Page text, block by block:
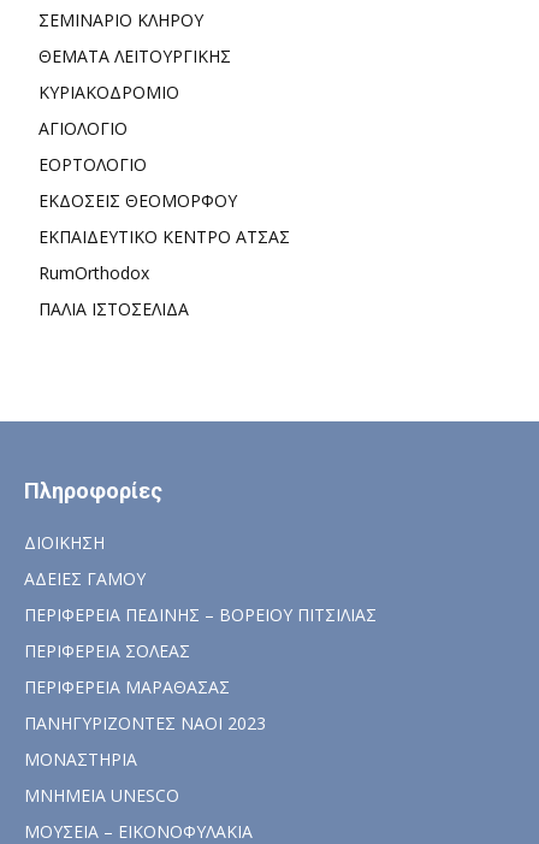
ΣΕΜΙΝΑΡΙΟ ΚΛΗΡΟΥ
ΘΕΜΑΤΑ ΛΕΙΤΟΥΡΓΙΚΗΣ
ΚΥΡΙΑΚΟΔΡΟΜΙΟ
ΑΓΙΟΛΟΓΙΟ
ΕΟΡΤΟΛΟΓΙΟ
ΕΚΔΟΣΕΙΣ ΘΕΟΜΟΡΦΟΥ
ΕΚΠΑΙΔΕΥΤΙΚΟ ΚΕΝΤΡΟ ΑΤΣΑΣ
RumOrthodox
ΠΑΛΙΑ ΙΣΤΟΣΕΛΙΔΑ
Πληροφορίες
ΔΙΟΙΚΗΣΗ
ΑΔΕΙΕΣ ΓΑΜΟΥ
ΠΕΡΙΦΕΡΕΙΑ ΠΕΔΙΝΗΣ – ΒΟΡΕΙΟΥ ΠΙΤΣΙΛΙΑΣ
ΠΕΡΙΦΕΡΕΙΑ ΣΟΛΕΑΣ
ΠΕΡΙΦΕΡΕΙΑ ΜΑΡΑΘΑΣΑΣ
ΠΑΝΗΓΥΡΙΖΟΝΤΕΣ ΝΑΟΙ 2023
ΜΟΝΑΣΤΗΡΙΑ
ΜΝΗΜΕΙΑ UNESCO
ΜΟΥΣΕΙΑ – ΕΙΚΟΝΟΦΥΛΑΚΙΑ